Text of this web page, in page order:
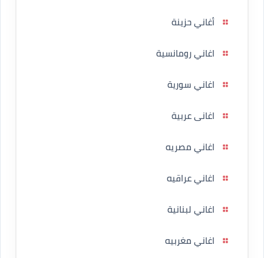
أغاني حزينة
اغاني رومانسية
اغاني سورية
اغانى عربية
اغاني مصريه
اغاني عراقيه
اغاني لبنانية
اغاني مغربيه